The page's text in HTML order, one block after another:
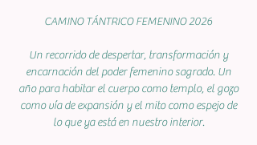
CAMINO TÁNTRICO FEMENINO 2026
Un recorrido de despertar, transformación y
encarnación del poder femenino sagrado. Un
año para habitar el cuerpo como templo, el gozo
como vía de expansión y el mito como espejo de
lo que ya está en nuestro interior.